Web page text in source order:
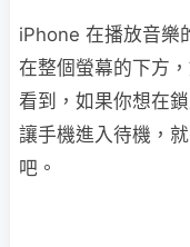
iPhone 在播放音樂
在整個螢幕的下方
看到，如果你想在
讓手機進入待機，
吧。